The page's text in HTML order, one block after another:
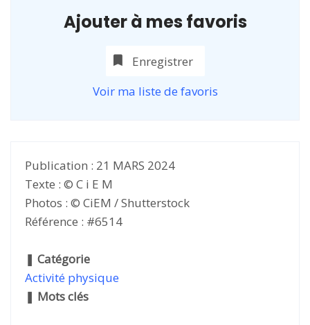
Ajouter à mes favoris
Enregistrer
Voir ma liste de favoris
Publication : 21 MARS 2024
Texte : © C i E M
Photos : © CiEM / Shutterstock
Référence : #6514
❚ Catégorie
Activité physique
❚ Mots clés